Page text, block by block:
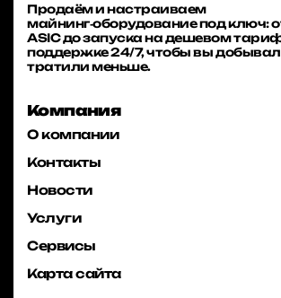
Продаём и настраиваем
майнинг‑оборудование под ключ:
ASIC до запуска на дешевом
поддержке 24/7, чтобы вы
тратили меньше.
Компания
О компании
Контакты
Новости
Услуги
Сервисы
Карта сайта